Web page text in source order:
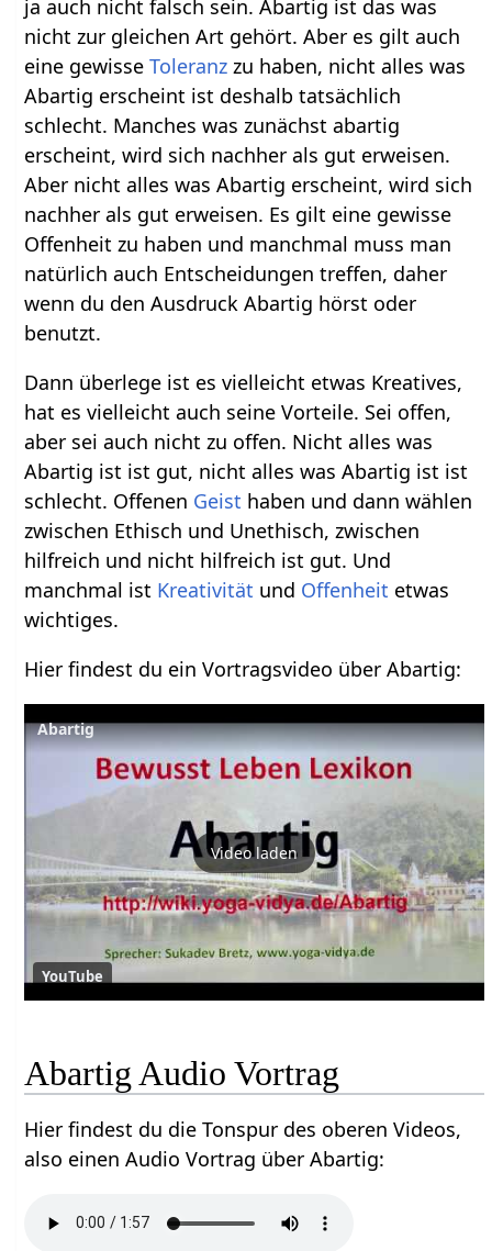
ja auch nicht falsch sein. Abartig ist das was
nicht zur gleichen Art gehört. Aber es gilt auch
eine gewisseToleranz zu haben, nicht alles was
Abartig erscheint ist deshalb tatsächlich
schlecht. Manches was zunächst abartig
erscheint, wird sich nachher als gut erweisen.
Aber nicht alles was Abartig erscheint, wird sich
nachher als gut erweisen. Es gilt eine gewisse
Offenheit zu haben und manchmal muss man
natürlich auch Entscheidungen treffen, daher
wenn du den Ausdruck Abartig hörst oder
benutzt.
Dann überlege ist es vielleicht etwas Kreatives,
hat es vielleicht auch seine Vorteile. Sei offen,
aber sei auch nicht zu offen. Nicht alles was
Abartig ist ist gut, nicht alles was Abartig ist ist
schlecht. Offenen Geist haben und dann wählen
zwischen Ethisch und Unethisch, zwischen
hilfreich und nicht hilfreich ist gut. Und
manchmal ist Kreativität und Offenheit etwas
wichtiges.
Hier findest du ein Vortragsvideo über Abartig‏‎:
Abartig
Video laden
YouTube
Abartig‏‎ Audio Vortrag
Hier findest du die Tonspur des oberen Videos,
also einen Audio Vortrag über Abartig‏‎: